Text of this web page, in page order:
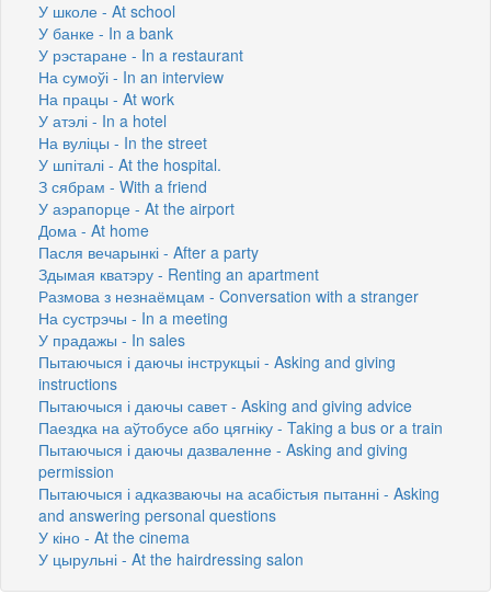
У школе - At school
У банке - In a bank
У рэстаране - In a restaurant
На сумоўі - In an interview
На працы - At work
У атэлі - In a hotel
На вуліцы - In the street
У шпіталі - At the hospital.
З сябрам - With a friend
У аэрапорце - At the airport
Дома - At home
Пасля вечарынкі - After a party
Здымая кватэру - Renting an apartment
Размова з незнаёмцам - Conversation with a stranger
На сустрэчы - In a meeting
У прадажы - In sales
Пытаючыся і даючы інструкцыі - Asking and giving
instructions
Пытаючыся і даючы савет - Asking and giving advice
Паездка на аўтобусе або цягніку - Taking a bus or a train
Пытаючыся і даючы дазваленне - Asking and giving
permission
Пытаючыся і адказваючы на асабістыя пытанні - Asking
and answering personal questions
У кіно - At the cinema
У цырульні - At the hairdressing salon